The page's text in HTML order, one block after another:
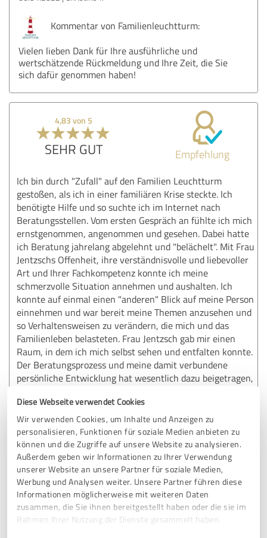
Diese Webseite verwendet Cookies
Wir verwenden Cookies, um Inhalte und Anzeigen zu
personalisieren, Funktionen für soziale Medien anbieten zu
können und die Zugriffe auf unsere Website zu analysieren.
Außerdem geben wir Informationen zu Ihrer Verwendung
unserer Website an unsere Partner für soziale Medien,
Werbung und Analysen weiter. Unsere Partner führen diese
Informationen möglicherweise mit weiteren Daten
zusammen, die Sie ihnen bereitgestellt haben oder die sie im
Rahmen Ihrer Nutzung der Dienste gesammelt haben.
Kommentar von Familienleuchtturm:
Vielen lieben Dank für Ihre ausführliche und
wertschätzende Rückmeldung und Ihre Zeit, die Sie
sich dafür genommen haben!
4,83 von 5
SEHR GUT Empfehlung
Ich bin durch "Zufall" auf den Familien Leuchtturm
gestoßen, als ich in einer familiären Krise steckte. Ich
benötigte Hilfe und so suchte ich im Internet nach
Beratungsstellen. Vom ersten Gespräch an fühlte ich mich
ernstgenommen, angenommen und gesehen. Dabei hatte
ich Beratung jahrelang abgelehnt und "belächelt". Mit Frau
Jentzschs Offenheit, ihre verständnisvolle und liebevoller
Art und Ihrer Fachkompetenz konnte ich meine
schmerzvolle Situation annehmen und aushalten. Ich
konnte auf einmal einen "anderen" Blick auf meine Person
einnehmen und war bereit meine Themen anzusehen und
so Verhaltensweisen zu verändern, die mich und das
Familienleben belasteten. Frau Jentzsch gab mir einen
Raum, in dem ich mich selbst sehen und entfalten konnte.
Der Beratungsprozess und meine damit verbundene
persönliche Entwicklung hat wesentlich dazu beigetragen,
aufgegeben haben, sondern eine neue Ebene gefunden
haben, über die ICH und WIR sehr dankbar sind. Die
Beratungskosten haben sich sehr gelohnt. Ich empfehle
den Familien Leuchtturm allen, die sich neue Impulse für
Ihr "eingefahrenes" Familienleben wünschen, die glauben,
ihre Beziehung wären nicht mehr zu retten, (auch zu
anderen Menschen als Ihren Partner) die glauben, schon
alle Hebel bewegt zu haben, die einen Raum brauchen, in
dem sie dafür geschätzt werden was Sie sind...
DANKE!